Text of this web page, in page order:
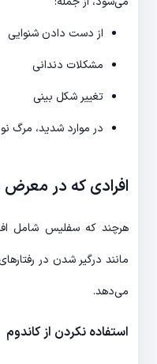
از دست دادن شنوایی
مشکلات دندانی
تغییر شکل بینی
در موارد شدید، مرگ
افرادی که در
هرچند که سفلیس شامل
مانند درگیر شدن در
می‌دهد.
استفاده نکردن از کاندوم